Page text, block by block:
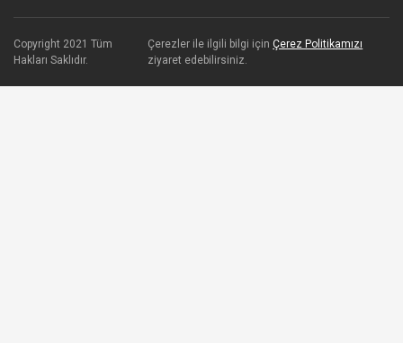
Copyright 2021 Tüm
Hakları Saklıdır.
Çerezler ile ilgili bilgi içinÇerez Politikamızı
ziyaret edebilirsiniz.